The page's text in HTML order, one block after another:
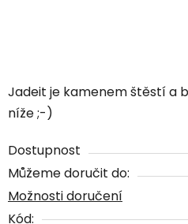
Jadeit je kamenem štěstí a
níže ;-)
Dostupnost
Můžeme doručit do:
Možnosti doručení
Kód: